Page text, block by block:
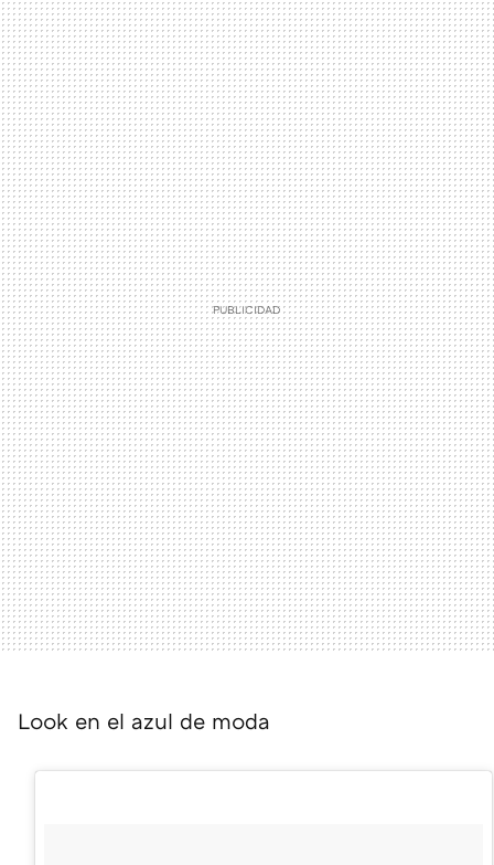
Look en el azul de moda